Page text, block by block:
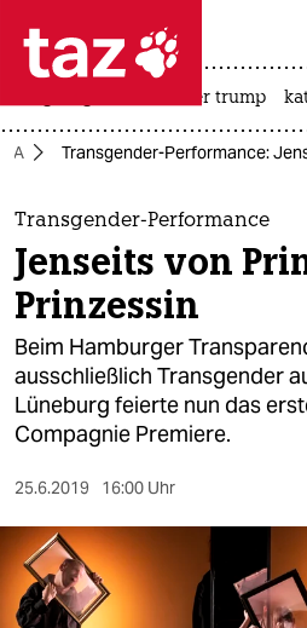
 taz zahl ich
taz zahl ich
themen
politik
öko
gesellschaft
kultur
sport
berlin
nord
usa unter trump
Transgender-Performance:
Transgender-Performance
Jenseits von
Prinzessin
Beim Hamburger
ausschließlich Transgender
Lüneburg feierte nun das
Compagnie Premiere.
25.6.2019 16:00 Uhr